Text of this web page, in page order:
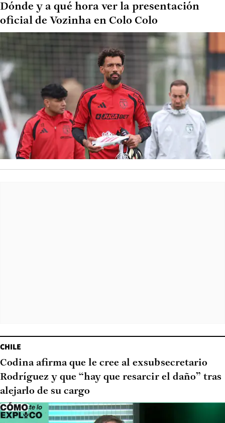
Dónde y a qué hora ver la presentación
oficial de Vozinha en Colo Colo
CHILE
Codina afirma que le cree al exsubsecretario
Rodríguez y que “hay que resarcir el daño” tras
alejarlo de su cargo